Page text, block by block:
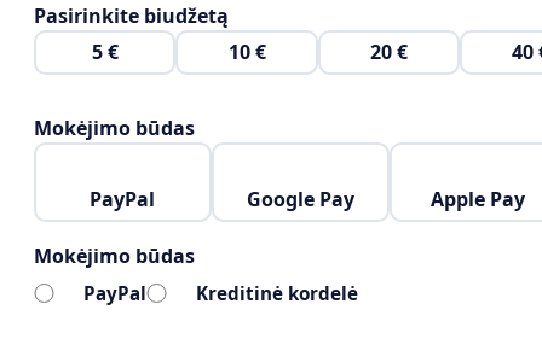
Abreviatūros
Acidozė
Apykaita / deguonies įsisavinimas / prisotinimas,
Kitos kaukių dėvėjimo pasekmės (žala)
Straipsniai
Video klipai
Tesinė informacija
Tyrimai
Pasirinkite biudžetą
5 €
10 € 20 € 40
Mokėjimo būdas
PayPal Google Pay Apple Pay
Mokėjimo būdas
PayPal Kreditinė kordelė